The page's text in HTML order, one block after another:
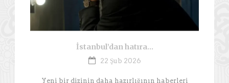
İstanbul’dan hatıra…
22 Şub 2026
Yeni bir dizinin daha hazırlığının haberleri